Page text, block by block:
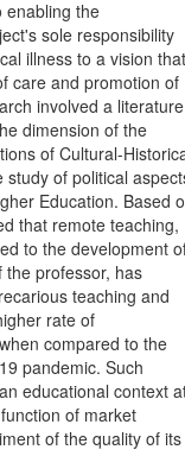
enabling the
sole responsibility
illness to a vision that
care and promotion of
involved a literature
dimension of the
of Cultural-
study of political
Education. Based
that remote teaching,
to the development
professor, has
teaching and
rate of
compared to the
pandemic. Such
educational context
of market
of the quality of its